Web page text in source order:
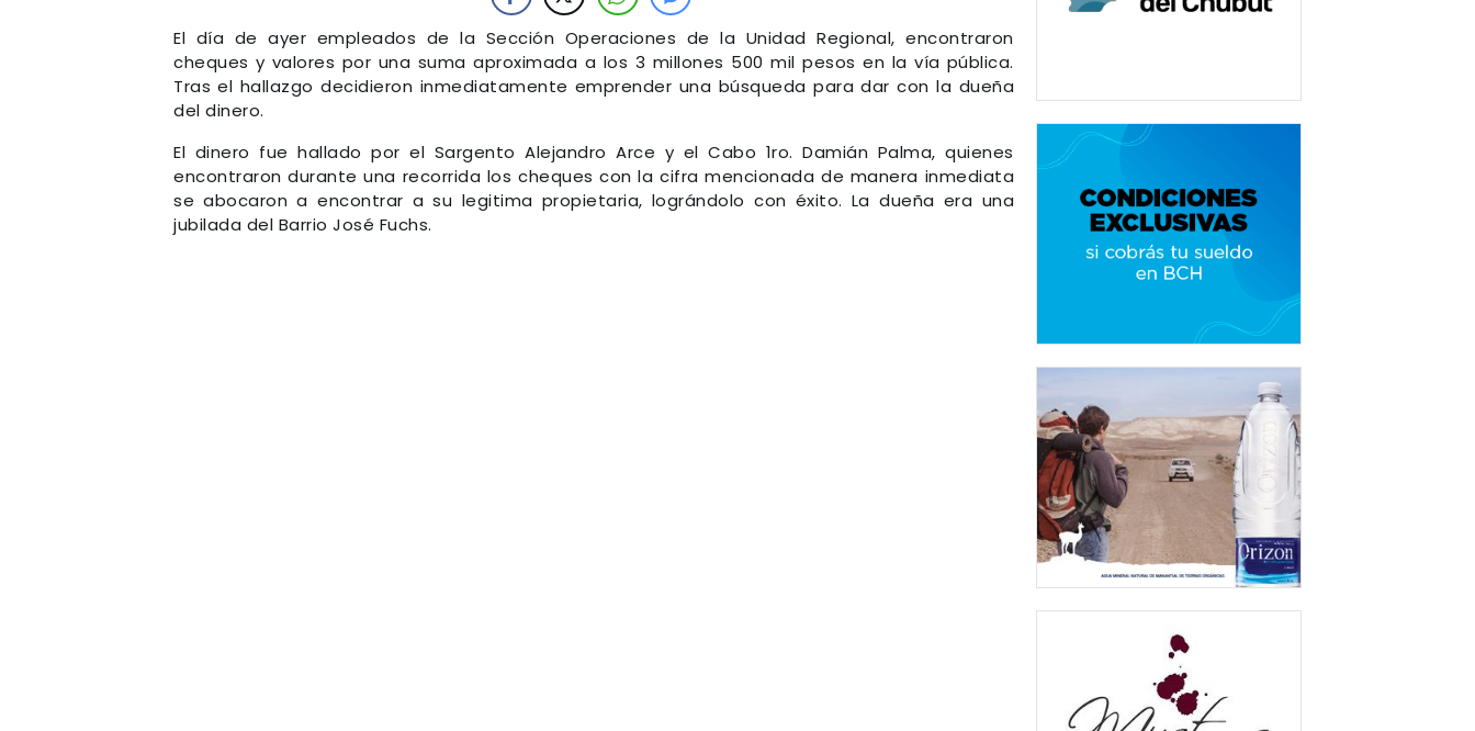
El día de ayer empleados de la Sección Operaciones de la Unidad Regional, encontraron
cheques y valores por una suma aproximada a los 3 millones 500 mil pesos en la vía pública.
Tras el hallazgo decidieron inmediatamente emprender una búsqueda para dar con la dueña
del dinero.
El dinero fue hallado por el Sargento Alejandro Arce y el Cabo 1ro. Damián Palma, quienes
encontraron durante una recorrida los cheques con la cifra mencionada de manera inmediata
se abocaron a encontrar a su legitima propietaria, lográndolo con éxito. La dueña era una
jubilada del Barrio José Fuchs.